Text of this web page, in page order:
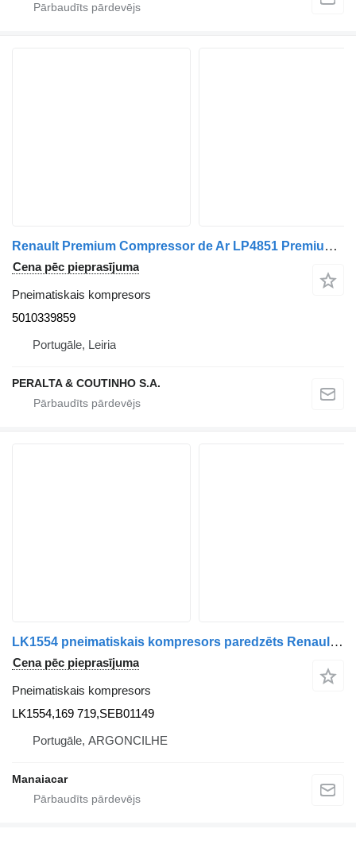
Renault Premium Compressor de Ar LP4851 Premium;Kerax 5010339859 pneimatiskais kompresors paredzēts Renault kravas automašīnas
Cena pēc pieprasījuma
Pneimatiskais kompresors
5010339859
Portugāle, Leiria
PERALTA & COUTINHO S.A.
LK1554 pneimatiskais kompresors paredzēts Renault Premium | 96 kravas automašīnas
Cena pēc pieprasījuma
Pneimatiskais kompresors
LK1554,169 719,SEB01149
Portugāle, ARGONCILHE
Manaiacar